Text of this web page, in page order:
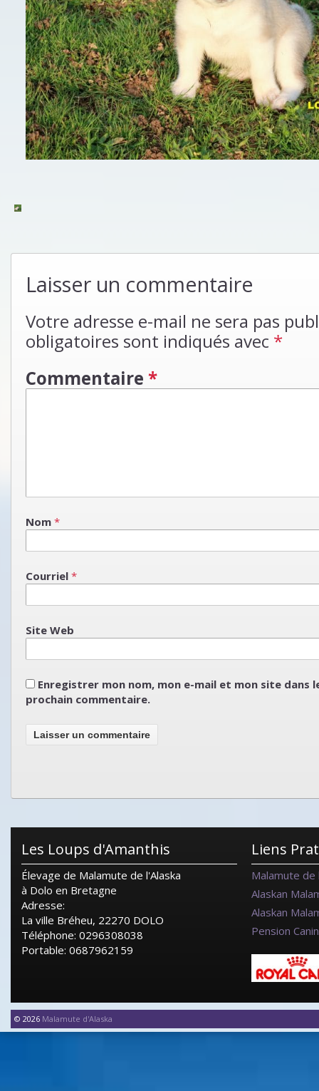
Laisser un commentaire
Votre adresse e-mail ne sera pas
obligatoires sont indiqués avec *
Commentaire *
Nom *
Courriel *
Site Web
Enregistrer mon nom, mon e-mail et mon site dans
prochain commentaire.
Les Loups d'Amanthis
Élevage de Malamute de l'Alaska
à Dolo en Bretagne
Adresse:
La ville Bréheu, 22270 DOLO
Téléphone: 0296308038
Portable: 0687962159
Liens
Malamute de
Alaskan
Alaskan
Pension
© 2026 Malamute d'Alaska